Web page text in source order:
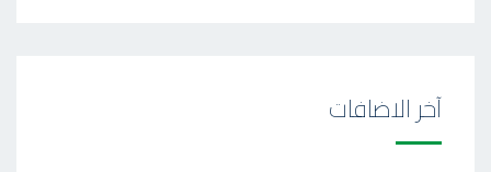
آخر الاضافات